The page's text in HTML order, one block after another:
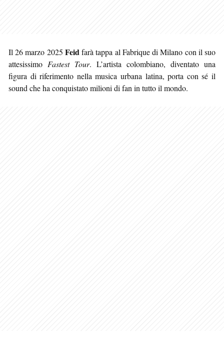
Il 26 marzo 2025 Feidfarà tappa al Fabrique di Milano con il suo
attesissimo Fastest Tour. L’artista colombiano, diventato una
figura di riferimento nella musica urbana latina, porta con sé il
sound che ha conquistato milioni di fan in tutto il mondo.